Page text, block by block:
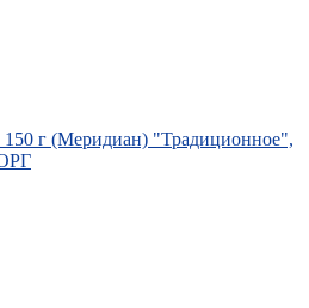
150 г (Меридиан) "Традиционное",